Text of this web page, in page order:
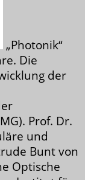
„Photonik“
Die
der
Prof. Dr.
und
Bunt von
Optische